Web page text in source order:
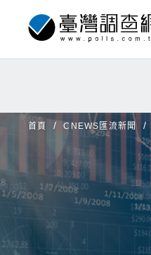
首頁 CNEWS匯流新聞